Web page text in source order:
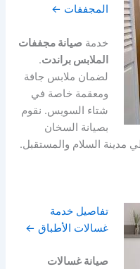
المجففات ←
خدمة صيانة مجففات
الملابس براندت.
لضمان ملابس جافة
ومعقمة خاصة في
شتاء السويس. نقوم
بصيانة السخان
مدينة السلام والمستقبل.
تفاصيل خدمة
غسالات الأطباق ←
صيانة غسالات